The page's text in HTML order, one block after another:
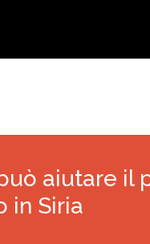
aiutare il
in Siria